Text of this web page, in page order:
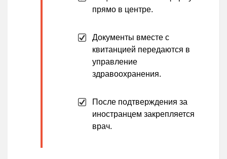
прямо в центре.
Документы вместе с
квитанцией передаются в
управление
здравоохранения.
После подтверждения за
иностранцем закрепляется
врач.